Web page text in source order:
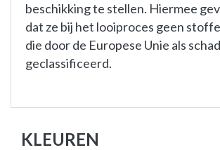
beschikking te stellen. Hiermee
dat ze bij het looiproces geen
die door de Europese Unie als
geclassificeerd.
KLEUREN